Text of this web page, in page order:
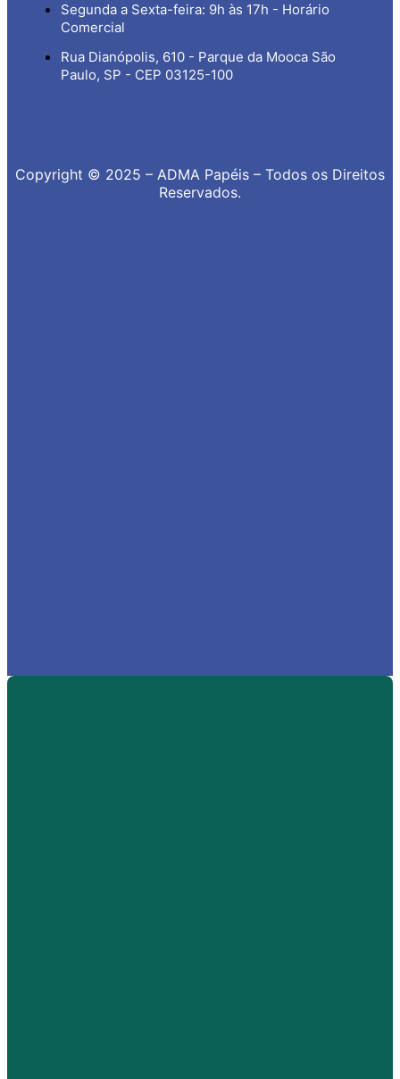
Segunda a Sexta-feira: 9h às 17h - Horário
Comercial
Rua Dianópolis, 610 - Parque da Mooca São
Paulo, SP - CEP 03125-100
Copyright © 2025 – ADMA Papéis – Todos os Direitos
Reservados.